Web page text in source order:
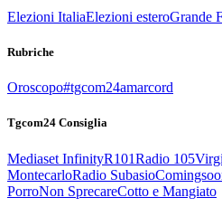
Elezioni ItaliaElezioni esteroGrande
Rubriche
Oroscopo#tgcom24amarcord
Tgcom24 Consiglia
Mediaset InfinityR101Radio 105
MontecarloRadio Subasio
PorroNon SprecareCotto e Mangiato